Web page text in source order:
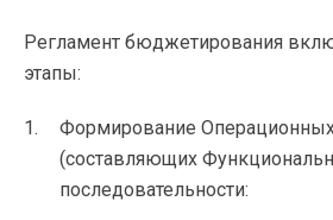
Регламент бюджетирования
этапы:
Формирование
(составляющих
последовательности: